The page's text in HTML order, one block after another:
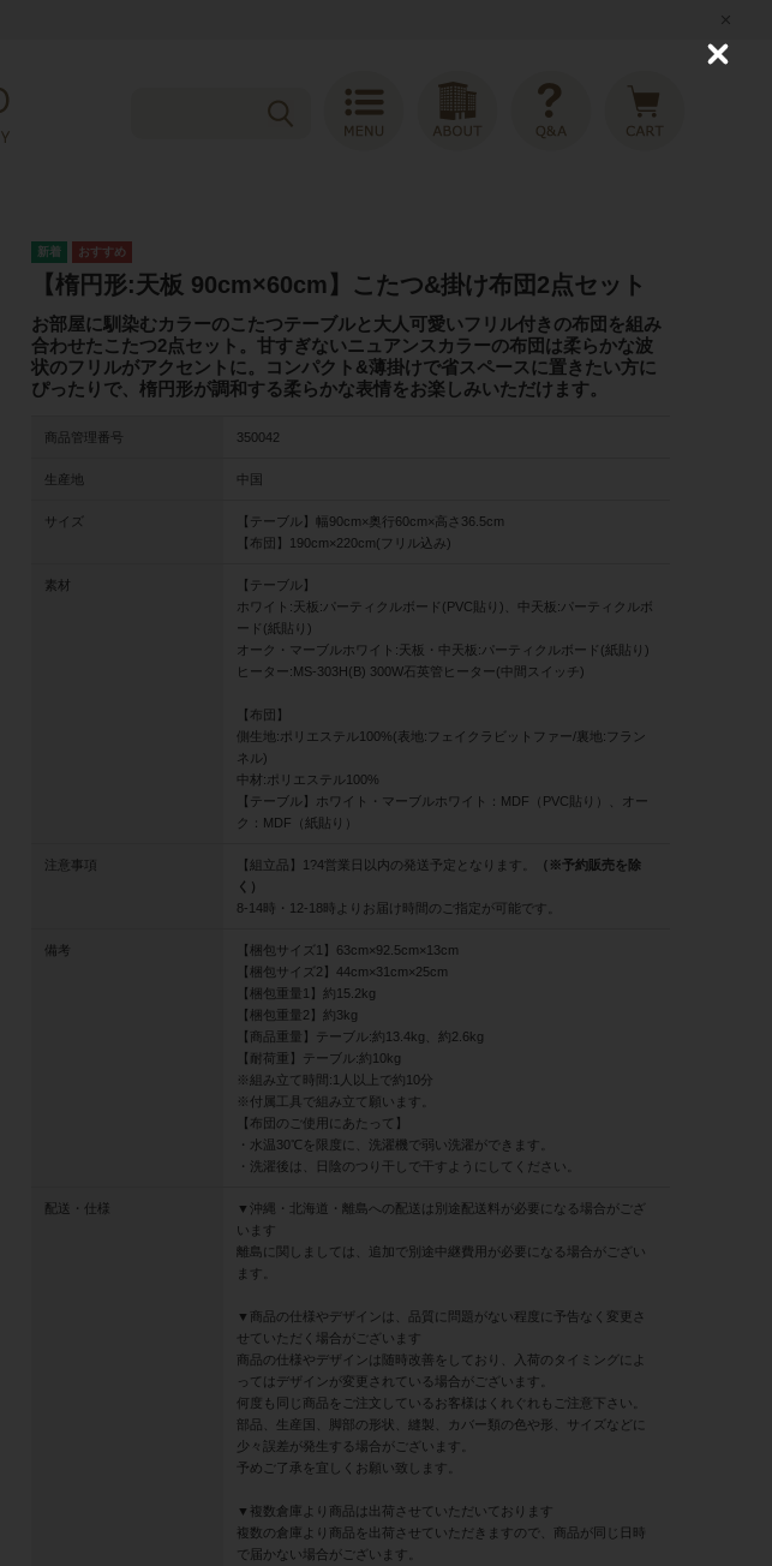
【楕円形:天板 90cm×60cm】こたつ&掛け布団2点セット
お部屋に馴染むカラーのこたつテーブルと大人可愛いフリル付きの布団を組み
合わせたこたつ2点セット。甘すぎないニュアンスカラーの布団は柔らかな波
状のフリルがアクセントに。コンパクト&薄掛けで省スペースに置きたい方に
ぴったりで、楕円形が調和する柔らかな表情をお楽しみいただけます。
商品管理番号 350042
生産地 中国
サイズ
【テーブル】幅90cm×奥行60cm×高さ36.5cm
【布団】190cm×220cm(フリル込み)
素材
【テーブル】
ホワイト:天板:パーティクルボード(PVC貼り)、中天板:パーティクルボ
ード(紙貼り)
オーク・マーブルホワイト:天板・中天板:パーティクルボード(紙貼り)
ヒーター:MS-303H(B) 300W石英管ヒーター(中間スイッチ)
【布団】
側生地:ポリエステル100%(表地:フェイクラビットファー/裏地:フラン
ネル)
中材:ポリエステル100%
【テーブル】ホワイト・マーブルホワイト：MDF（PVC貼り）、オー
ク：MDF（紙貼り）
注意事項 【組立品】1?4営業日以内の発送予定となります。
（※予約販売を除
く）
8-14時・12-18時よりお届け時間のご指定が可能です。
備考
【梱包サイズ1】63cm×92.5cm×13cm
【梱包サイズ2】44cm×31cm×25cm
【梱包重量1】約15.2kg
【梱包重量2】約3kg
【商品重量】テーブル:約13.4kg、約2.6kg
【耐荷重】テーブル:約10kg
※組み立て時間:1人以上で約10分
※付属工具で組み立て願います。
【布団のご使用にあたって】
・水温30℃を限度に、洗濯機で弱い洗濯ができます。
・洗濯後は、日陰のつり干しで干すようにしてください。
配送・仕様
▼沖縄・北海道・離島への配送は別途配送料が必要になる場合がござ
います
離島に関しましては、追加で別途中継費用が必要になる場合がござい
ます。
▼商品の仕様やデザインは、品質に問題がない程度に予告なく変更さ
せていただく場合がございます
商品の仕様やデザインは随時改善をしており、入荷のタイミングによ
ってはデザインが変更されている場合がございます。
何度も同じ商品をご注文しているお客様はくれぐれもご注意下さい。
部品、生産国、脚部の形状、縫製、カバー類の色や形、サイズなどに
少々誤差が発生する場合がございます。
予めご了承を宜しくお願い致します。
▼複数倉庫より商品は出荷させていただいております
複数の倉庫より商品を出荷させていただきますので、商品が同じ日時
で届かない場合がございます。
C